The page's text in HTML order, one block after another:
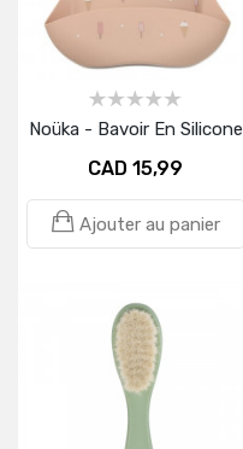
Noüka - Bavoir En Silicone
CAD 15,99
Ajouter au panier